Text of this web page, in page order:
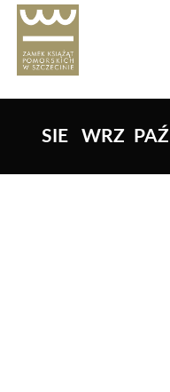
Lista wydarzeń:
SIE WRZ PAŹ